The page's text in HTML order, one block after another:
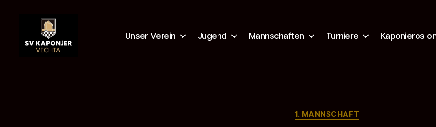
Unser Verein Jugend Mannschaften Turniere Kaponieros
Kategorien
1. MANNSCHAFT